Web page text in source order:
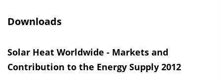
Downloads
Solar Heat Worldwide - Markets and
Contribution to the Energy Supply 2012